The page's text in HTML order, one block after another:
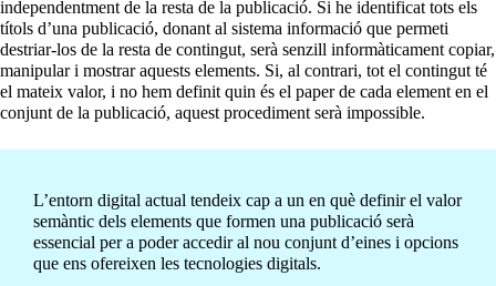
independentment de la resta de la publicació. Si he identificat tots els
títols d’una publicació, donant al sistema informació que permeti
destriar-los de la resta de contingut, serà senzill informàticament copiar,
manipular i mostrar aquests elements. Si, al contrari, tot el contingut té
el mateix valor, i no hem definit quin és el paper de cada element en el
conjunt de la publicació, aquest procediment serà impossible.
L’entorn digital actual tendeix cap a un en què definir el valor
semàntic dels elements que formen una publicació serà
essencial per a poder accedir al nou conjunt d’eines i opcions
que ens ofereixen les tecnologies digitals.